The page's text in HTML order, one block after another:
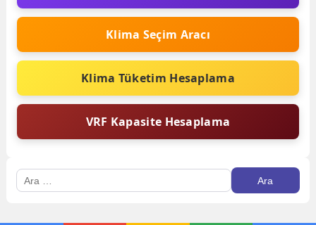
Klima Seçim Aracı
Klima Tüketim Hesaplama
VRF Kapasite Hesaplama
Arama: